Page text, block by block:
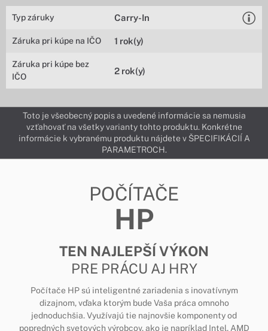
Typ záruky Carry-In
Záruka pri kúpe na IČO 1 rok(y)
Záruka pri kúpe bez
IČO
2 rok(y)
Toto je všeobecný popis a uvedené informácie sa nemusia
vzťahovať na všetky varianty tohto produktu. Konkrétne
informácie k vybranému produktu nájdete v ŠPECIFIKÁCIÍ A
PARAMETROCH.
POČÍTAČE
HP
TEN NAJLEPŠÍ VÝKON
PRE PRÁCU AJ HRY
Počítače HP sú inteligentné zariadenia s inovatívnym
dizajnom, vďaka ktorým bude Vaša práca omnoho
jednoduchšia. Využívajú tie najnovšie komponenty od
popredných svetových výrobcov, ako je napríklad Intel, AMD